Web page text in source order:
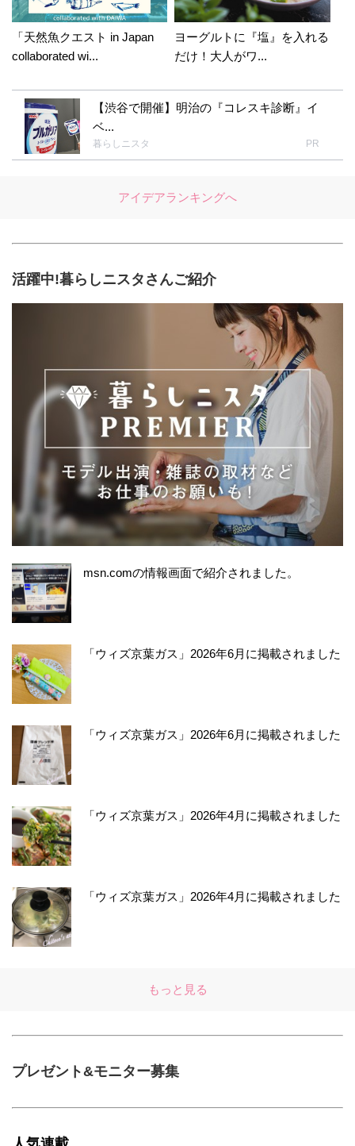
「天然魚クエスト in Japan
collaborated wi...
ヨーグルトに『塩』を入れる
だけ！大人がワ...
【渋谷で開催】明治の『コレスキ診断』イ
ベ...
暮らしニスタ PR
アイデアランキングへ
活躍中!暮らしニスタさんご紹介
msn.comの情報画面で紹介されました。
「ウィズ京葉ガス」2026年6月に掲載されました
「ウィズ京葉ガス」2026年6月に掲載されました
「ウィズ京葉ガス」2026年4月に掲載されました
「ウィズ京葉ガス」2026年4月に掲載されました
もっと見る
プレゼント&モニター募集